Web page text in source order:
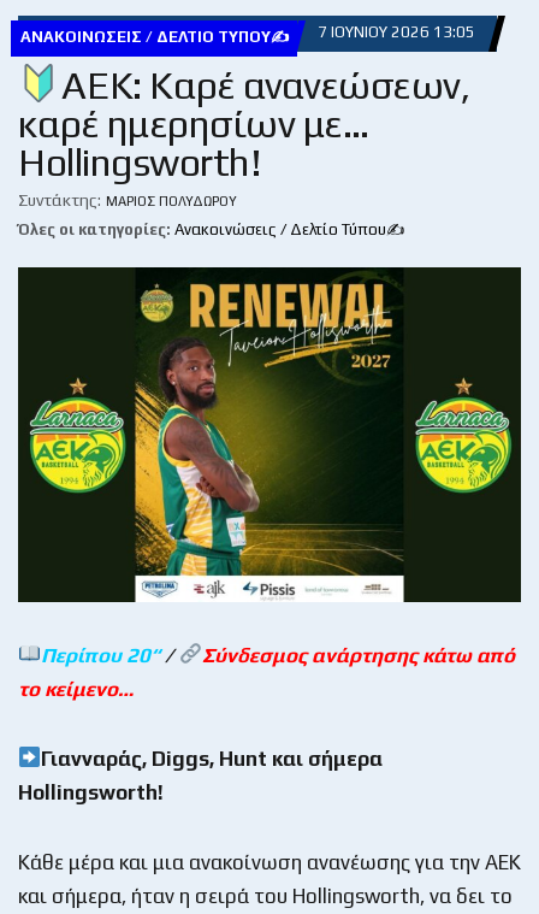
ΑΝΑΚΟΙΝΏΣΕΙΣ / ΔΕΛΤΊΟ ΤΎΠΟΥ✍ 7 ΙΟΥΝΊΟΥ 2026 13:05
ΑΕΚ: Καρέ ανανεώσεων,
καρέ ημερησίων με…
Hollingsworth!
Συντάκτης: ΜΆΡΙΟΣ ΠΟΛΥΔΏΡΟΥ
Όλες οι κατηγορίες: Ανακοινώσεις / Δελτίο Τύπου✍
Περίπου 20“/
Σύνδεσμος ανάρτησης κάτω από
το κείμενο…
Γιανναράς, Diggs, Hunt και σήμερα
Hollingsworth!
Κάθε μέρα και μια ανακοίνωση ανανέωσης για την ΑΕΚ
και σήμερα, ήταν η σειρά του Hollingsworth, να δει το